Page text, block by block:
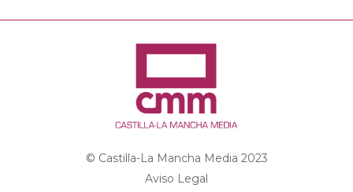
© Castilla-La Mancha Media 2023
Aviso Legal